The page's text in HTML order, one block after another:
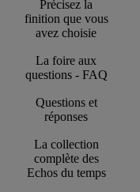
Précisez la
finition que vous
avez choisie
La foire aux
questions - FAQ
Questions et
réponses
La collection
complète des
Echos du temps